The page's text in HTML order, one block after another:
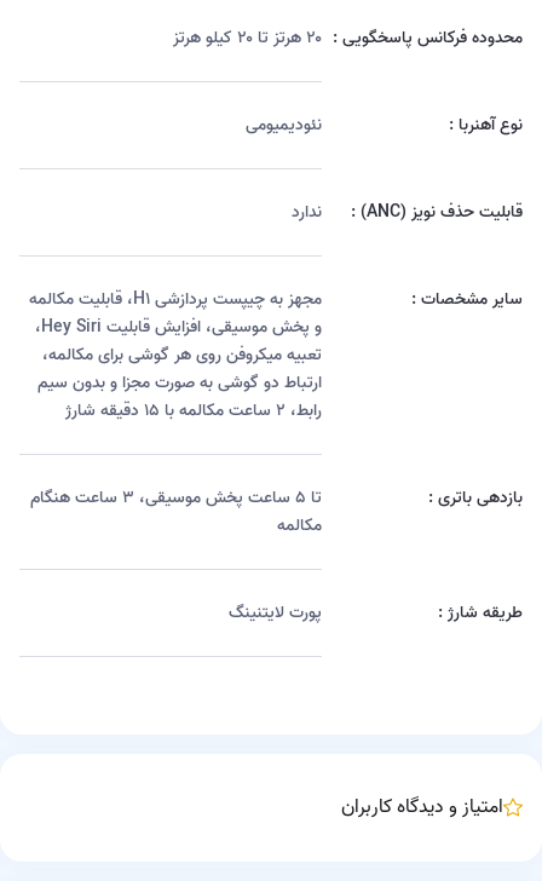
محدوده فرکانس پاسخگویی : ۲۰ هرتز تا ۲۰ کیلو هرتز
نوع آهنربا : نئودیمیومی
قابلیت حذف نویز (ANC) : ندارد
سایر مشخصات :
مجهز به چیپست پردازشی H۱، قابلیت مکالمه
و پخش موسیقی، افزایش قابلیت Hey Siri،
تعبیه میکروفن روی هر گوشی برای مکالمه،
ارتباط دو گوشی به صورت مجزا و بدون سیم
رابط، ۲ ساعت مکالمه با ۱۵ دقیقه شارژ
بازدهی باتری :
تا ۵ ساعت پخش موسیقی، ۳ ساعت هنگام
مکالمه
طریقه شارژ : پورت لایتنینگ
امتیاز و دیدگاه کاربران